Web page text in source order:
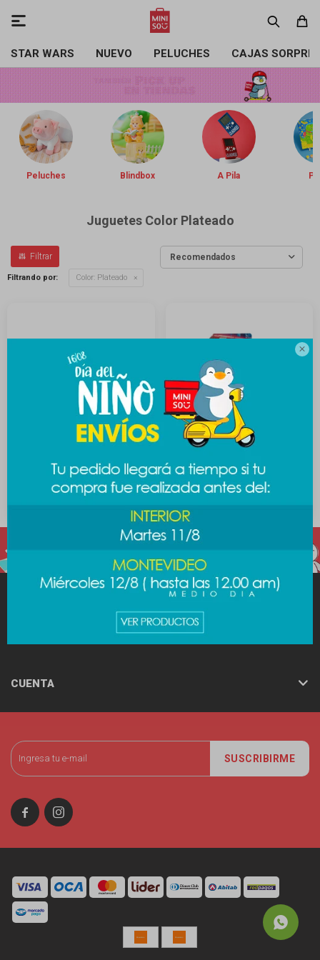

STAR WARS NUEVO PELUCHES CAJAS

Peluches Blindbox A Pila
Juguetes Color Plateado
Recomendados
Filtrando por: Color: Plateado
Bloques autito metálico -
plateado
Auto de colección
cyberpunk - plateado
SUSCRIBIRME
 
MINISO
CUENTA